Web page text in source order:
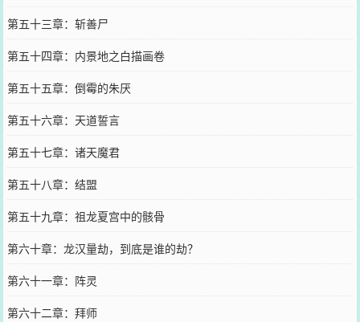
第五十三章：斩善尸
第五十四章：内景地之白描画卷
第五十五章：倒霉的朱厌
第五十六章：天道誓言
第五十七章：诸天魔君
第五十八章：结盟
第五十九章：祖龙夏宫中的骸骨
第六十章：龙汉量劫，到底是谁的劫？
第六十一章：阵灵
第六十二章：拜师